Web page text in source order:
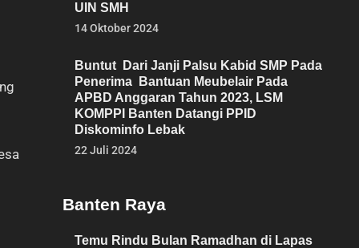
UIN SMH
14 Oktober 2024
Buntut Dari Janji Palsu Kabid SMP Pada
Penerima Bantuan Meubelair Pada
APBD Anggaran Tahun 2023, LSM
KOMPPI Banten Datangi PPID
Diskominfo Lebak
22 Juli 2024
Banten Raya
Temu Rindu Bulan Ramadhan di Lapas